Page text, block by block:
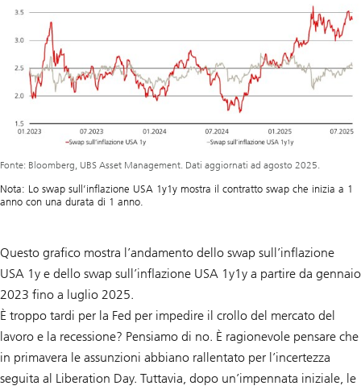
Fonte: Bloomberg, UBS Asset Management. Dati aggiornati ad agosto 2025.
Nota: Lo swap sull’inflazione USA 1y1y mostra il contratto swap che inizia a 1
anno con una durata di 1 anno.
Questo grafico mostra l’andamento dello swap sull’inflazione
USA 1y e dello swap sull’inflazione USA 1y1y a partire da gennaio
2023 fino a luglio 2025.
È troppo tardi per la Fed per impedire il crollo del mercato del
lavoro e la recessione? Pensiamo di no. È ragionevole pensare che
in primavera le assunzioni abbiano rallentato per l’incertezza
seguita al Liberation Day. Tuttavia, dopo un’impennata iniziale, le